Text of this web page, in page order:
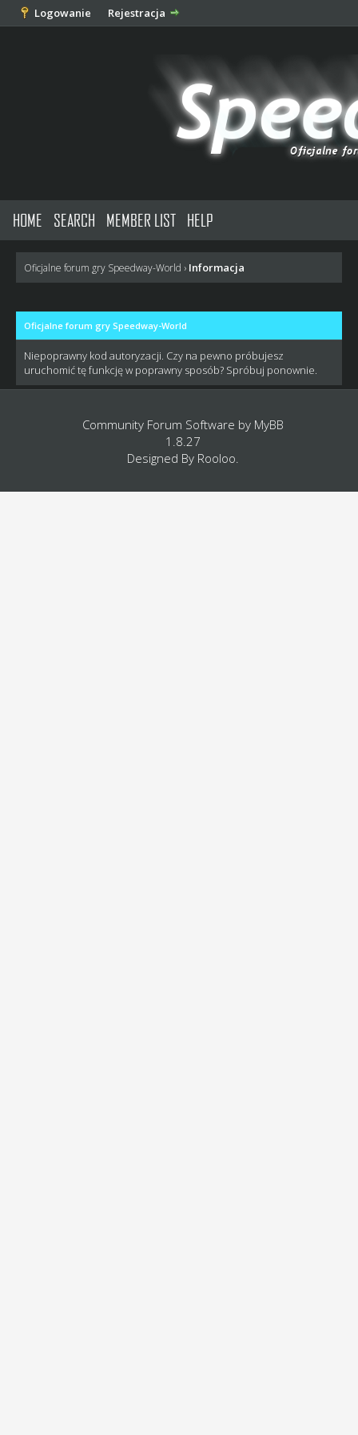
Logowanie Rejestracja
HOME SEARCH MEMBER LIST HELP
Oficjalne forum gry Speedway-World › Informacja
Oficjalne forum gry Speedway-World
Niepoprawny kod autoryzacji. Czy na pewno próbujesz
uruchomić tę funkcję w poprawny sposób? Spróbuj ponownie.
Community Forum Software by MyBB
1.8.27
Designed By Rooloo.